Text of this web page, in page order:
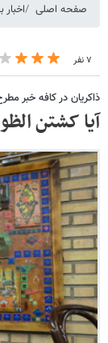
صفحه اصلی اخبار
۷ نفر
ذاکریان در کافه خبر
آیا کشتن